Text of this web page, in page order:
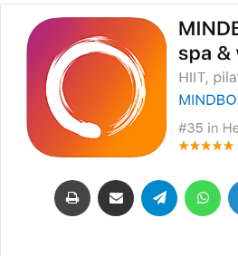
لينكدإن واتساب تيلقرام مشاركة عبر البريد